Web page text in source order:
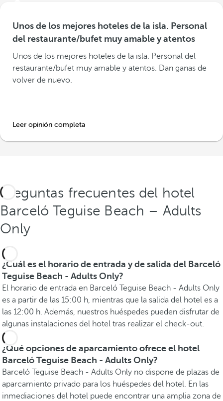
Unos de los mejores hoteles de la isla. Personal
del restaurante/bufet muy amable y atentos
Unos de los mejores hoteles de la isla. Personal del
restaurante/bufet muy amable y atentos. Dan ganas de
volver de nuevo.
Leer opinión completa
Preguntas frecuentes del hotel
Barceló Teguise Beach – Adults
Only
¿Cuál es el horario de entrada y de salida del Barceló
Teguise Beach - Adults Only?
El horario de entrada en Barceló Teguise Beach - Adults Only
es a partir de las 15:00 h, mientras que la salida del hotel es a
las 12:00 h. Además, nuestros huéspedes pueden disfrutar de
algunas instalaciones del hotel tras realizar el check-out.
¿Qué opciones de aparcamiento ofrece el hotel
Barceló Teguise Beach - Adults Only?
Barceló Teguise Beach - Adults Only no dispone de plazas de
aparcamiento privado para los huéspedes del hotel. En las
inmediaciones del hotel puede encontrar una amplia zona de